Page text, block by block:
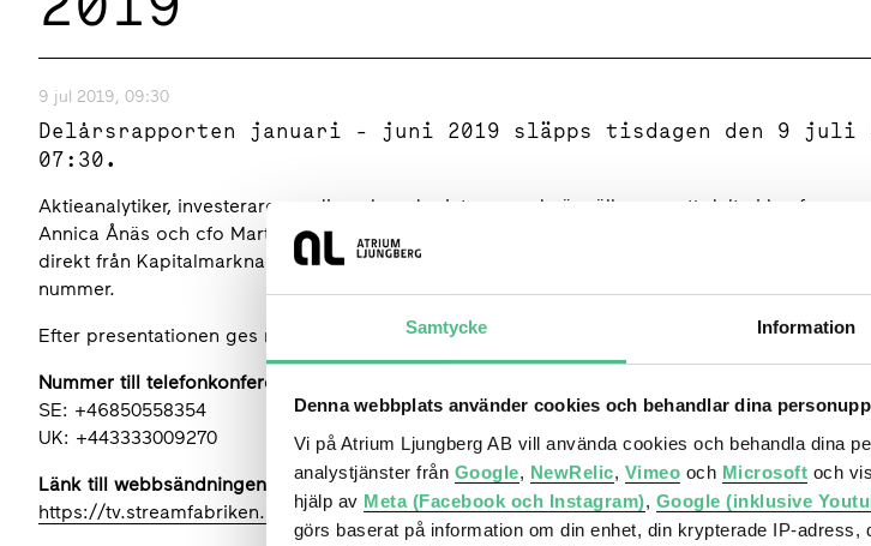
Samtycke Information
Denna webbplats använder cookies och behandlar dina
Vi på Atrium Ljungberg AB vill använda cookies och behandla dina
analystjänster från Google, NewRelic, Vimeo och Microsoft och
hjälp av Meta (Facebook och Instagram), Google (inklusive
görs baserat på information om din enhet, din krypterade IP-
9 jul 2019, 09:30
Delårsrapporten januari - juni 2019 släpps tisdagen den 9 juli
07:30.
Aktieanalytiker, investerare, media och andra intresserade är välkomna att delta i
Annica Ånäs och cfo Martin Lindqvist presenterar resultatet för Q2 2019. Presentationen sker
direkt från Kapitalmarknadsdagarna i Båstad och kan följas live via webb eller via telefon på
nummer.
Efter presentationen ges möjlighet att ställa frågor.
Nummer till telefonkonferensen:
SE: +46850558354
UK: +443333009270
Länk till webbsändningen:
https://tv.streamfabriken.com/sv-atrium-ljungberg-q2-2019